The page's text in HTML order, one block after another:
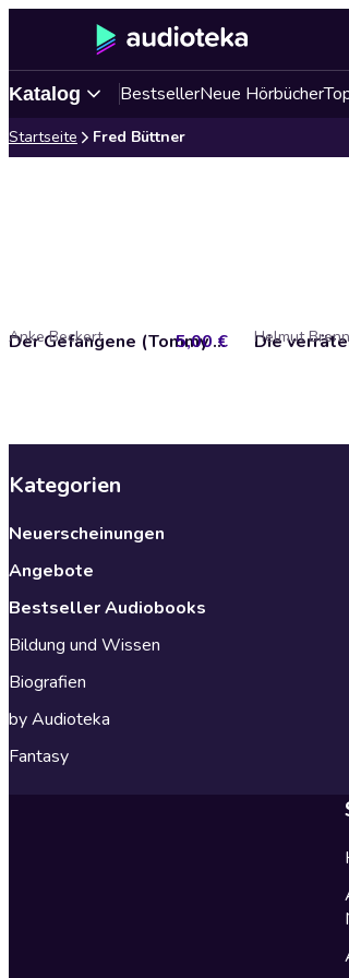
Katalog BestsellerNeue Hörbücher
Startseite Fred Büttner
Der Gefangene (Tommy und seine Freunde 6)
Anke Beckert 5,00 € Helmut
Kategorien
Neuerscheinungen
Angebote
Bestseller Audiobooks
Bildung und Wissen
Biografien
by Audioteka
Fantasy